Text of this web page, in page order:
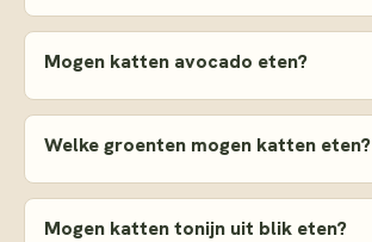
Mogen katten avocado eten?
Welke groenten mogen katten eten?
Mogen katten tonijn uit blik eten?